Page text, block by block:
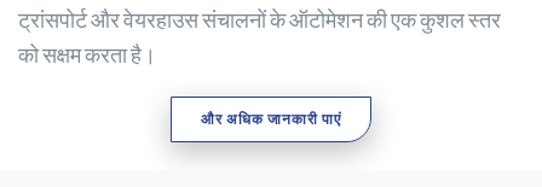
ट्रांसपोर्ट और वेयरहाउस संचालनों के ऑटोमेशन की एक कुशल स्तर
को सक्षम करता है।
और अधिक जानकारी पाएं